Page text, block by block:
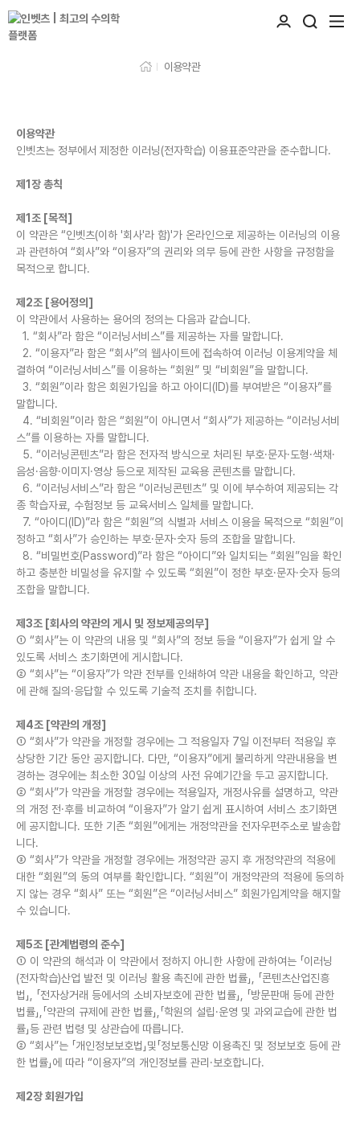
이용약관
이용약관
인벳츠는 정부에서 제정한 이러닝(전자학습) 이용표준약관을 준수합니다.
제1장 총칙
제1조 [목적]
이 약관은 “인벳츠(이하 '회사'라 함)'가 온라인으로 제공하는 이러닝의 이용
과 관련하여 “회사”와 “이용자”의 권리와 의무 등에 관한 사항을 규정함을
목적으로 합니다.
제2조 [용어정의]
이 약관에서 사용하는 용어의 정의는 다음과 같습니다.
1. “회사”라 함은 “이러닝서비스”를 제공하는 자를 말합니다.
2. “이용자”라 함은 “회사”의 웹사이트에 접속하여 이러닝 이용계약을 체
결하여 “이러닝서비스”를 이용하는 “회원” 및 “비회원”을 말합니다.
3. “회원”이라 함은 회원가입을 하고 아이디(ID)를 부여받은 “이용자”를
말합니다.
4. “비회원”이라 함은 “회원”이 아니면서 “회사”가 제공하는 “이러닝서비
스”를 이용하는 자를 말합니다.
5. “이러닝콘텐츠”라 함은 전자적 방식으로 처리된 부호·문자·도형·색채·
음성·음향·이미지·영상 등으로 제작된 교육용 콘텐츠를 말합니다.
6. “이러닝서비스”라 함은 “이러닝콘텐츠” 및 이에 부수하여 제공되는 각
종 학습자료, 수험정보 등 교육서비스 일체를 말합니다.
7. “아이디(ID)”라 함은 “회원”의 식별과 서비스 이용을 목적으로 “회원”이
정하고 “회사”가 승인하는 부호·문자·숫자 등의 조합을 말합니다.
8. “비밀번호(Password)”라 함은 “아이디”와 일치되는 “회원”임을 확인
하고 충분한 비밀성을 유지할 수 있도록 “회원”이 정한 부호·문자·숫자 등의
조합을 말합니다.
제3조 [회사의 약관의 게시 및 정보제공의무]
① “회사”는 이 약관의 내용 및 “회사”의 정보 등을 “이용자”가 쉽게 알 수
있도록 서비스 초기화면에 게시합니다.
② “회사”는 “이용자”가 약관 전부를 인쇄하여 약관 내용을 확인하고, 약관
에 관해 질의·응답할 수 있도록 기술적 조치를 취합니다.
제4조 [약관의 개정]
① “회사”가 약관을 개정할 경우에는 그 적용일자 7일 이전부터 적용일 후
상당한 기간 동안 공지합니다. 다만, “이용자”에게 불리하게 약관내용을 변
경하는 경우에는 최소한 30일 이상의 사전 유예기간을 두고 공지합니다.
② “회사”가 약관을 개정할 경우에는 적용일자, 개정사유를 설명하고, 약관
의 개정 전·후를 비교하여 “이용자”가 알기 쉽게 표시하여 서비스 초기화면
에 공지합니다. 또한 기존 “회원”에게는 개정약관을 전자우편주소로 발송합
니다.
③ “회사”가 약관을 개정할 경우에는 개정약관 공지 후 개정약관의 적용에
대한 “회원”의 동의 여부를 확인합니다. “회원”이 개정약관의 적용에 동의하
지 않는 경우 “회사” 또는 “회원”은 “이러닝서비스” 회원가입계약을 해지할
수 있습니다.
제5조 [관계법령의 준수]
① 이 약관의 해석과 이 약관에서 정하지 아니한 사항에 관하여는 「이러닝
(전자학습)산업 발전 및 이러닝 활용 촉진에 관한 법률」, 「콘텐츠산업진흥
법」, 「전자상거래 등에서의 소비자보호에 관한 법률」, 「방문판매 등에 관한
법률」,「약관의 규제에 관한 법률」,「학원의 설립·운영 및 과외교습에 관한 법
률」등 관련 법령 및 상관습에 따릅니다.
② “회사”는 「개인정보보호법」및「정보통신망 이용촉진 및 정보보호 등에 관
한 법률」에 따라 “이용자”의 개인정보를 관리·보호합니다.
제2장 회원가입